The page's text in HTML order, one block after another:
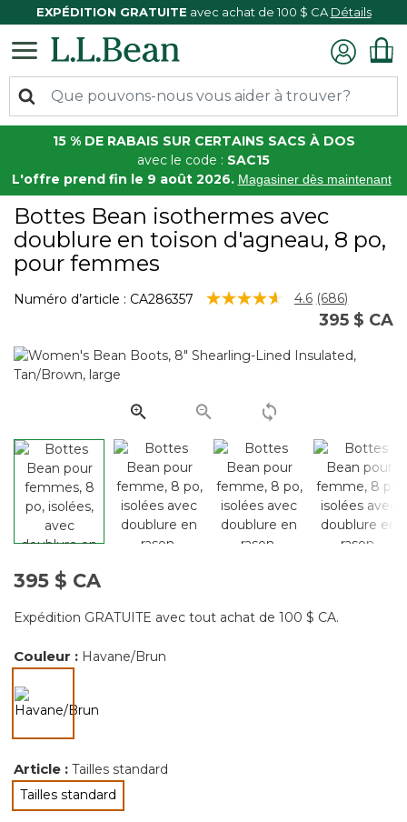
EXPÉDITION GRATUITE avec achat de 100 $ CA Détails
15 % DE RABAIS SUR CERTAINS SACS À DOS
avec le code : SAC15
L'offre prend fin le 9 août 2026. Magasiner dès maintenant
Bottes Bean isothermes avec
doublure en toison d'agneau, 8 po,
pour femmes
Numéro d’article : CA286357 5 sur 5 Évaluation des clients
4.6 Lire
les
Lien
(686)
395 $ CA
395 $ CA
Expédition GRATUITE avec tout achat de 100 $ CA.
Couleur : Havane/Brun
Article : Tailles standard
Tailles standard
sélectionné